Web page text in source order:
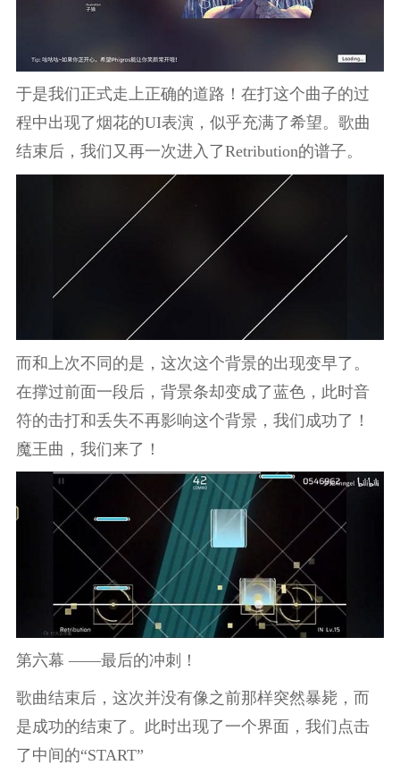
于是我们正式走上正确的道路！在打这个曲子的过
程中出现了烟花的UI表演，似乎充满了希望。歌曲
结束后，我们又再一次进入了Retribution的谱子。
而和上次不同的是，这次这个背景的出现变早了。
在撑过前面一段后，背景条却变成了蓝色，此时音
符的击打和丢失不再影响这个背景，我们成功了！
魔王曲，我们来了！
第六幕 ——最后的冲刺！
歌曲结束后，这次并没有像之前那样突然暴毙，而
是成功的结束了。此时出现了一个界面，我们点击
了中间的“START”